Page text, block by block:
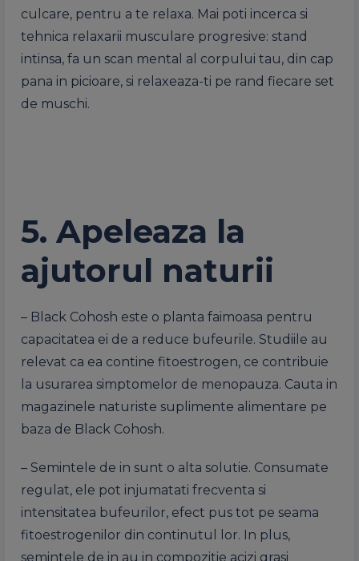
culcare, pentru a te relaxa. Mai poti incerca si
tehnica relaxarii musculare progresive: stand
intinsa, fa un scan mental al corpului tau, din cap
pana in picioare, si relaxeaza-ti pe rand fiecare set
de muschi.
5. Apeleaza la
ajutorul naturii
– Black Cohosh este o planta faimoasa pentru
capacitatea ei de a reduce bufeurile. Studiile au
relevat ca ea contine fitoestrogen, ce contribuie
la usurarea simptomelor de menopauza. Cauta in
magazinele naturiste suplimente alimentare pe
baza de Black Cohosh.
– Semintele de in sunt o alta solutie. Consumate
regulat, ele pot injumatati frecventa si
intensitatea bufeurilor, efect pus tot pe seama
fitoestrogenilor din continutul lor. In plus,
semintele de in au in compozitie acizi grasi